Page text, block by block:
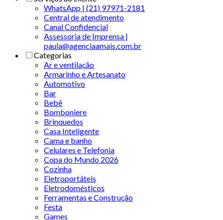
WhatsApp | (21) 97971-2181
Central de atendimento
Canal Confidencial
Assessoria de Imprensa |
paula@agenciaamais.com.br
Categorias
Ar e ventilação
Armarinho e Artesanato
Automotivo
Bar
Bebê
Bomboniere
Brinquedos
Casa Inteligente
Cama e banho
Celulares e Telefonia
Copa do Mundo 2026
Cozinha
Eletroportáteis
Eletrodomésticos
Ferramentas e Construção
Festa
Games